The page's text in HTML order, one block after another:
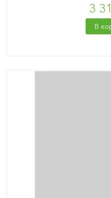
3
В